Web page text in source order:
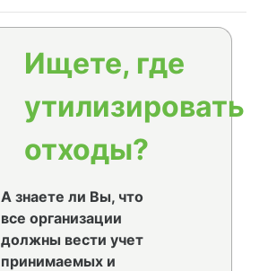
Ищете, где
утилизировать
отходы?
А знаете ли Вы, что
все организации
должны вести учет
принимаемых и